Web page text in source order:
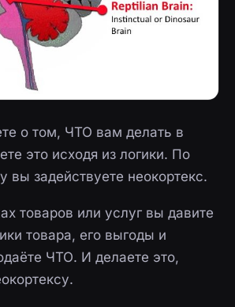
о том, ЧТО вам делать в
это исходя из логики. По
вы задействуете неокортекс.
товаров или услуг вы давите
товара, его выгоды и
ЧТО. И делаете это,